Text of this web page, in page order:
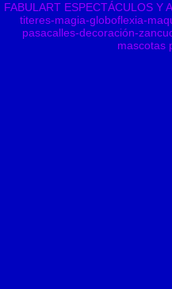
FABULART ESPECTÁCULOS
titeres-magia-globoflexia-
pasacalles-decoración-
mascotas